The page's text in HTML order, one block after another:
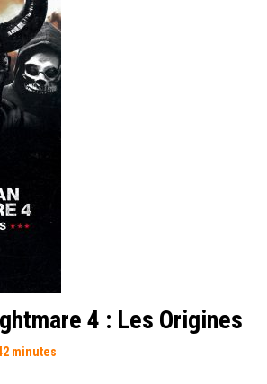
4 : Les Origines
minutes